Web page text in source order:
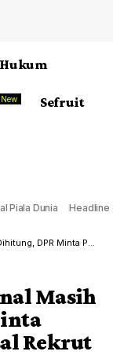
Hukum
New Sefruit
Piala Dunia Headline
Jangan Asal Rekrut
Masih
Rekrut